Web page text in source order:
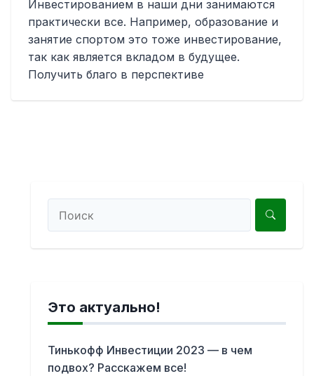
Инвестированием в наши дни занимаются
практически все. Например, образование и
занятие спортом это тоже инвестирование,
так как является вкладом в будущее.
Получить благо в перспективе
Это актуально!
Тинькофф Инвестиции 2023 — в чем
подвох? Расскажем все!